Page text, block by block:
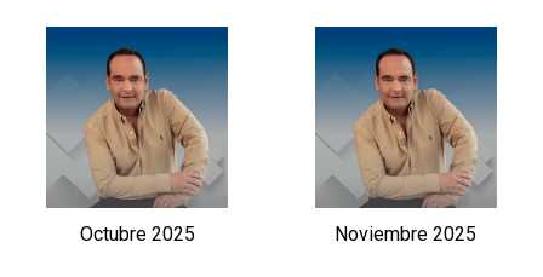
Octubre 2025 Noviembre 2025